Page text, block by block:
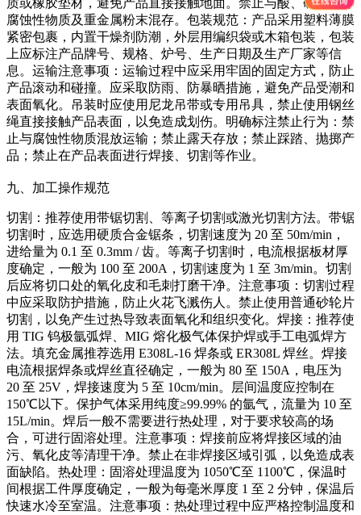
质或橡胶垫材，避免产品直接接触地面。禁止与酸、碱、盐等
腐蚀性物质及重金属粉末混存。包装规范：产品采用塑料薄膜
紧密包裹，内置干燥剂防潮，外层用编织袋或木箱包装，包装
上应标注产品牌号、规格、炉号、生产日期及生产厂家等信
息。运输注意事项：运输过程中应采用牢固的固定方式，防止
产品滚动和碰撞。应采取防雨、防暴晒措施，避免产品受潮和
表面氧化。吊装时应使用尼龙吊带或专用吊具，禁止使用钢丝
绳直接接触产品表面，以免造成划伤。明确标注禁止行为：禁
止与腐蚀性物质混放运输；禁止露天存放；禁止踩踏、抛掷产
品；禁止在产品表面进行焊接、切割等作业。
九、加工操作规范
切割：推荐使用带锯切割、等离子切割或激光切割方法。带锯
切割时，应选用硬质合金锯条，切割速度为 20 至 50m/min，
进给量为 0.1 至 0.3mm / 齿。等离子切割时，电流根据板材厚
度确定，一般为 100 至 200A，切割速度为 1 至 3m/min。切割
后应将切口处的氧化皮和毛刺打磨干净。注意事项：切割过程
中应采取防护措施，防止火花飞溅伤人。禁止使用普通砂轮片
切割，以免产生过热导致表面氧化和组织变化。焊接：推荐使
用 TIG 钨极氩弧焊、MIG 熔化极气体保护焊或手工电弧焊方
法。填充金属推荐选用 E308L-16 焊条或 ER308L 焊丝。焊接
电流根据焊条或焊丝直径确定，一般为 80 至 150A，电压为
20 至 25V，焊接速度为 5 至 10cm/min。层间温度应控制在
150℃以下。保护气体采用纯度≥99.99% 的氩气，流量为 10 至
15L/min。焊后一般不需要进行热处理，对于要求较高的场
合，可进行固溶处理。注意事项：焊接前应将焊接区域的油
污、氧化皮等清理干净。禁止在非焊接区域引弧，以免造成表
面缺陷。热处理：固溶处理温度为 1050℃至 1100℃，保温时
间根据工件厚度确定，一般为每毫米厚度 1 至 2 分钟，保温后
快速水冷至室温。注意事项：热处理过程中应严格控制温度和